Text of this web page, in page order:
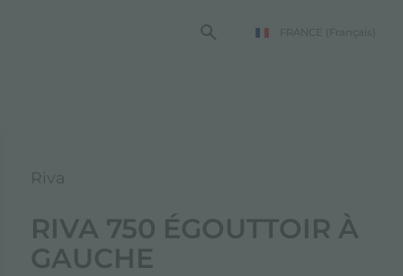
FRANCE (Français)
Riva
RIVA 750 ÉGOUTTOIR À
GAUCHE